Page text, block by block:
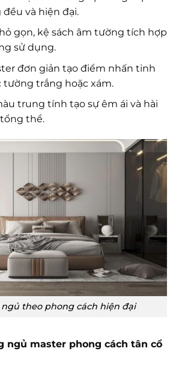
và hiện đại.
gọn, kệ sách âm tường tích hợp
sử dụng.
đơn giản tạo điểm nhấn tinh
tường trắng hoặc xám.
trung tính tạo sự êm ái và hài
thể.
theo phong cách hiện đại
ngủ master phong cách tân cổ